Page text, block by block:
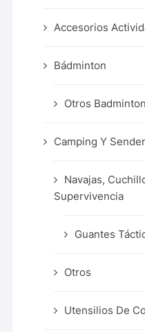
Accesorios
Bádminton
Otros Badminton
Camping Y
Navajas,
Supervivencia
Guantes
Otros
Utensilios De